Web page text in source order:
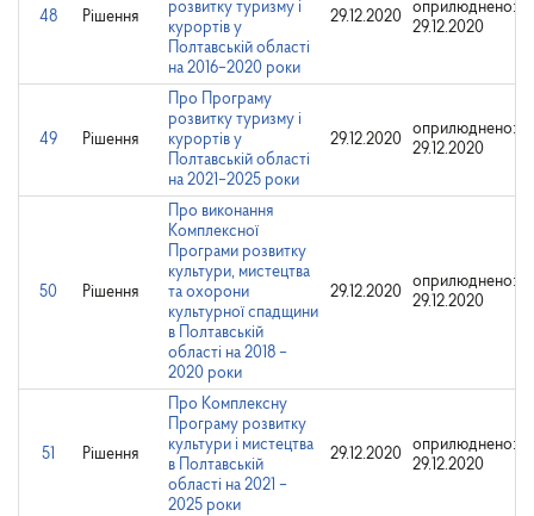
48 Рішення
розвитку туризму і
курортів у
Полтавській області
на 2016–2020 роки
29.12.2020
оприлюднено:
29.12.2020
49 Рішення
Про Програму
розвитку туризму і
курортів у
Полтавській області
на 2021–2025 роки
29.12.2020
оприлюднено:
29.12.2020
50 Рішення
Про виконання
Комплексної
Програми розвитку
культури, мистецтва
та охорони
культурної спадщини
в Полтавській
області на 2018 –
2020 роки
29.12.2020
оприлюднено:
29.12.2020
51 Рішення
Про Комплексну
Програму розвитку
культури і мистецтва
в Полтавській
області на 2021 –
2025 роки
29.12.2020
оприлюднено:
29.12.2020